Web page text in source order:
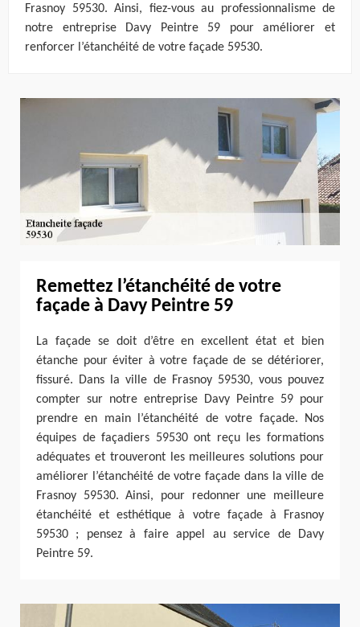
Frasnoy 59530. Ainsi, fiez-vous au professionnalisme de
notre entreprise Davy Peintre 59 pour améliorer et
renforcer l’étanchéité de votre façade 59530.
Remettez l’étanchéité de votre
façade à Davy Peintre 59
La façade se doit d’être en excellent état et bien
étanche pour éviter à votre façade de se détériorer,
fissuré. Dans la ville de Frasnoy 59530, vous pouvez
compter sur notre entreprise Davy Peintre 59 pour
prendre en main l’étanchéité de votre façade. Nos
équipes de façadiers 59530 ont reçu les formations
adéquates et trouveront les meilleures solutions pour
améliorer l’étanchéité de votre façade dans la ville de
Frasnoy 59530. Ainsi, pour redonner une meilleure
étanchéité et esthétique à votre façade à Frasnoy
59530 ; pensez à faire appel au service de Davy
Peintre 59.